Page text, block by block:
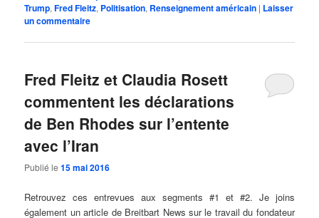
Trump,Fred Fleitz, Politisation, Renseignement américain | Laisser
un commentaire
Fred Fleitz et Claudia Rosett
commentent les déclarations
de Ben Rhodes sur l’entente
avec l’Iran
Publié le15 mai 2016
Retrouvez ces entrevues aux segments #1 et #2. Je joins
également un article de Breitbart News sur le travail du fondateur